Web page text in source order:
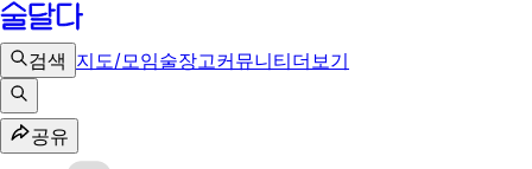
검색 지도/모임술장고커뮤니티더보기
공유